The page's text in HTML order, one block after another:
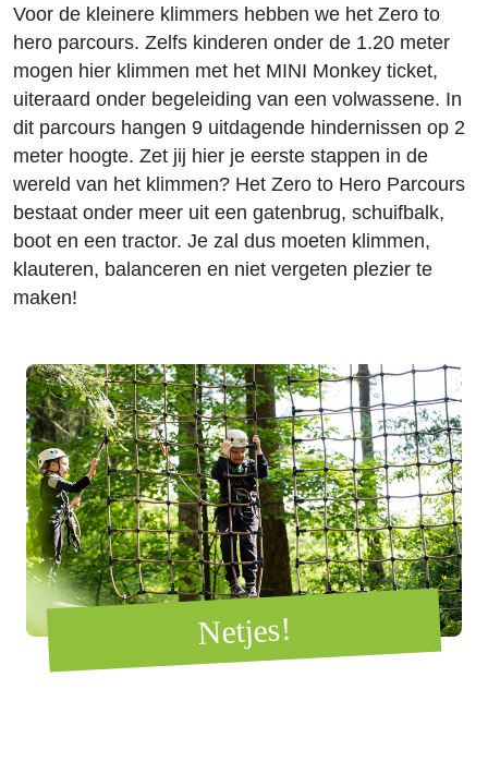
Voor de kleinere klimmers hebben we het Zero to
hero parcours. Zelfs kinderen onder de 1.20 meter
mogen hier klimmen met het MINI Monkey ticket,
uiteraard onder begeleiding van een volwassene. In
dit parcours hangen 9 uitdagende hindernissen op 2
meter hoogte. Zet jij hier je eerste stappen in de
wereld van het klimmen? Het Zero to Hero Parcours
bestaat onder meer uit een gatenbrug, schuifbalk,
boot en een tractor. Je zal dus moeten klimmen,
klauteren, balanceren en niet vergeten plezier te
maken!
Netjes!